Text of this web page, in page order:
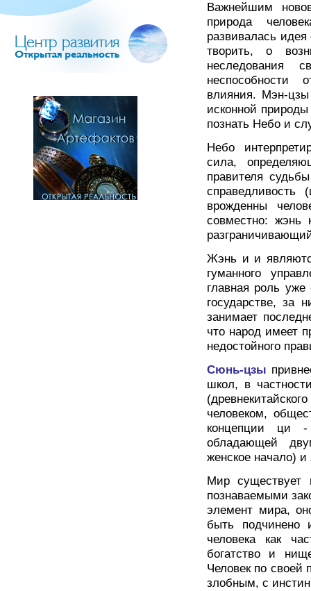
Важнейшим
природа
развивалась
творить, о
неследования
неспособности
влияния. Мэн-цзы
исконной природы
познать Небо и
Небо
сила,
правителя
врожденны
совместно:
Жэнь и и
гуманного
главная роль
государстве, за
занимает
что народ имеет
недостойного
Сюнь-цзы
школ, в
человеком,
концепции ци -
обладающей
женское начало) и
Мир существует
познаваемыми
элемент мира,
быть
человека как
богатство и
Человек по своей
злобным, с